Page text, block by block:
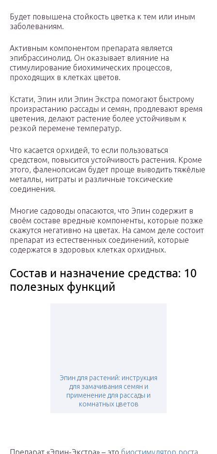
Будет повышена стойкость цветка к тем или иным
заболеваниям.
Активным компонентом препарата является
эпибрассинолид. Он оказывает влияние на
стимулирование биохимических процессов,
проходящих в клетках цветов.
Кстати, Эпин или Эпин Экстра помогают быстрому
произрастанию рассады и семян, продлевают время
цветения, делают растение более устойчивым к
резкой перемене температур.
Что касается орхидей, то если пользоваться
средством, повысится устойчивость растения. Кроме
этого, фаленопсисам будет проще выводить тяжёлые
металлы, нитраты и различные токсические
соединения.
Многие садоводы опасаются, что Эпин содержит в
своём составе вредные компоненты, которые позже
скажутся негативно на цветах. На самом деле состоит
препарат из естественных соединений, которые
содержатся в здоровых клетках орхидных.
Состав и назначение средства: 10
полезных функций
Эпин для растений: инструкция
для замачивания семян и
применение для рассады и
комнатных цветов
Препарат «Эпин-Экстра» – это биостимулятор роста